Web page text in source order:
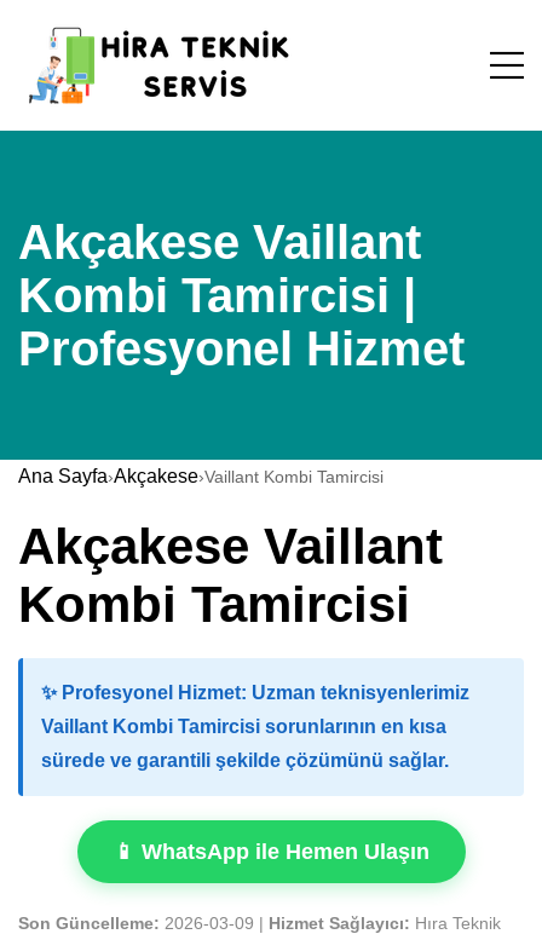
Akçakese Vaillant
Kombi Tamircisi |
Profesyonel Hizmet
Ana Sayfa›Akçakese›Vaillant Kombi Tamircisi
Akçakese Vaillant
Kombi Tamircisi
✨ Profesyonel Hizmet: Uzman teknisyenlerimiz
Vaillant Kombi Tamircisi sorunlarının en kısa
sürede ve garantili şekilde çözümünü sağlar.
📱 WhatsApp ile Hemen Ulaşın
Son Güncelleme: 2026-03-09 | Hizmet Sağlayıcı: Hıra Teknik